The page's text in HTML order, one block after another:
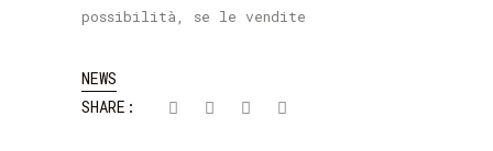
possibilità, se le vendite
NEWS
SHARE: